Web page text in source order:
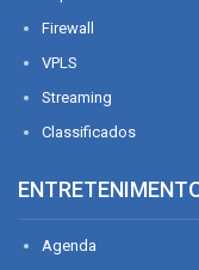
Firewall
VPLS
Streaming
Classificados
Agenda